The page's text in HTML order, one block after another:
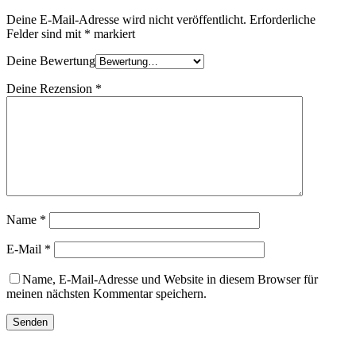
Deine E-Mail-Adresse wird nicht veröffentlicht. Erforderliche
Felder sind mit * markiert
Deine Bewertung
Deine Rezension *
Name *
E-Mail *
Name, E-Mail-Adresse und Website in diesem Browser für
meinen nächsten Kommentar speichern.